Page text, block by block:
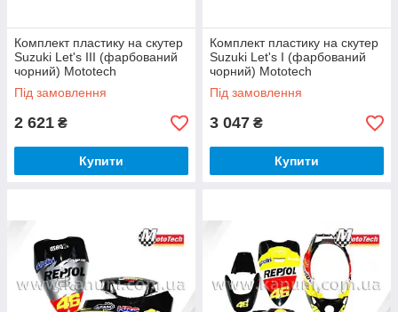
Комплект пластику на скутер
Suzuki Let's III (фарбований
чорний) Mototech
Під замовлення
2 621 ₴
Купити
Комплект пластику на скутер
Suzuki Let's I (фарбований
чорний) Mototech
Під замовлення
3 047 ₴
Купити